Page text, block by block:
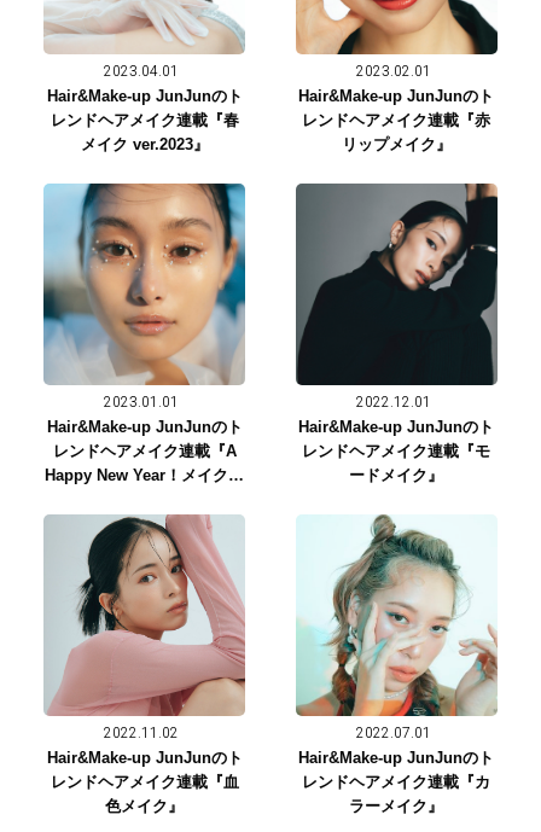
2023.04.01
Hair&Make-up JunJunのト
レンドヘアメイク連載『春
メイク ver.2023』
2023.02.01
Hair&Make-up JunJunのト
レンドヘアメイク連載『赤
リップメイク』
2023.01.01
Hair&Make-up JunJunのト
レンドヘアメイク連載『A
Happy New Year！メイク』
2022.12.01
Hair&Make-up JunJunのト
レンドヘアメイク連載『モ
ードメイク』
2022.11.02
Hair&Make-up JunJunのト
レンドヘアメイク連載『血
色メイク』
2022.07.01
Hair&Make-up JunJunのト
レンドヘアメイク連載『カ
ラーメイク』